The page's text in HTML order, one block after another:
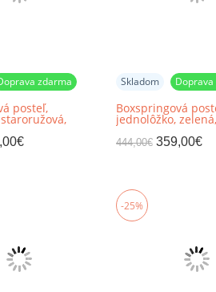
zdarma
posteľ,
ESHLY
€
Skladom
Boxspringová
jednolôžko,
pravá, SAFRA
444,00€ 359,00€
-25%